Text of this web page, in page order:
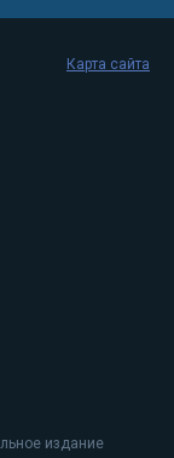
издание
Карта сайта